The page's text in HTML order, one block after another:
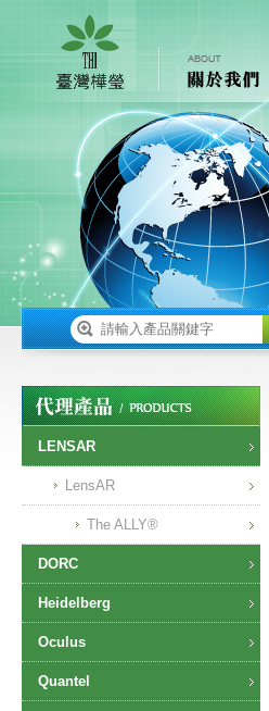
LENSAR
LensAR
The ALLY®
DORC
Heidelberg
Oculus
Quantel